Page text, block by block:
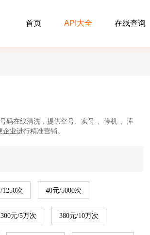
首页 API大全 在线查询
码在线清洗，提供空号、实号 、停机 、库
业进行精准营销。
1250次 40元/5000次
300元/5万次 380元/10万次